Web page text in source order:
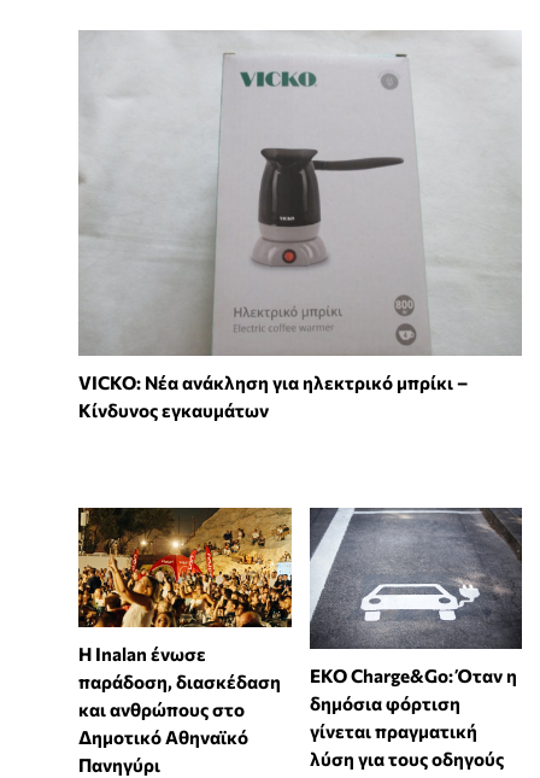
VICKO: Νέα ανάκληση για ηλεκτρικό μπρίκι –
Κίνδυνος εγκαυμάτων
Η Inalan ένωσε
παράδοση, διασκέδαση
και ανθρώπους στο
Δημοτικό Αθηναϊκό
Πανηγύρι
EKO Charge&Go: Όταν η
δημόσια φόρτιση
γίνεται πραγματική
λύση για τους οδηγούς